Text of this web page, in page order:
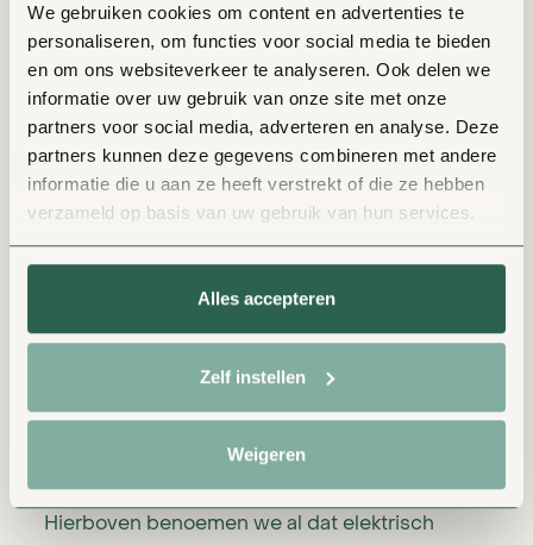
We gebruiken cookies om content en advertenties te
personaliseren, om functies voor social media te bieden
en om ons websiteverkeer te analyseren. Ook delen we
informatie over uw gebruik van onze site met onze
partners voor social media, adverteren en analyse. Deze
partners kunnen deze gegevens combineren met andere
informatie die u aan ze heeft verstrekt of die ze hebben
verzameld op basis van uw gebruik van hun services.
Alles accepteren
Zelf instellen
Weigeren
een verplichting. Aardgas verdwijnt en
(duurzame) energie voor verwarming en warm
(tap)water komt ervoor in de plaats. Want als
we toch op een andere manier moeten
verwarmen, kunnen we net zo goed duurzaam
verwarmen. Zo werken we allemaal mee aan
een beter milieu.
Duurzaamheid kent twee aspecten: ten eerste
betekent duurzaam dat iets lang meegaat,
maar het betekent ook dat het niet schadelijk is
voor mens en milieu. Datzelfde geldt voor
Hierboven benoemen we al dat elektrisch